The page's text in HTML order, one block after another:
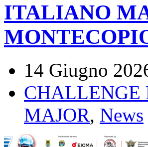
ITALIANO
14 Giugno
CHALLENGE
MAJOR, News